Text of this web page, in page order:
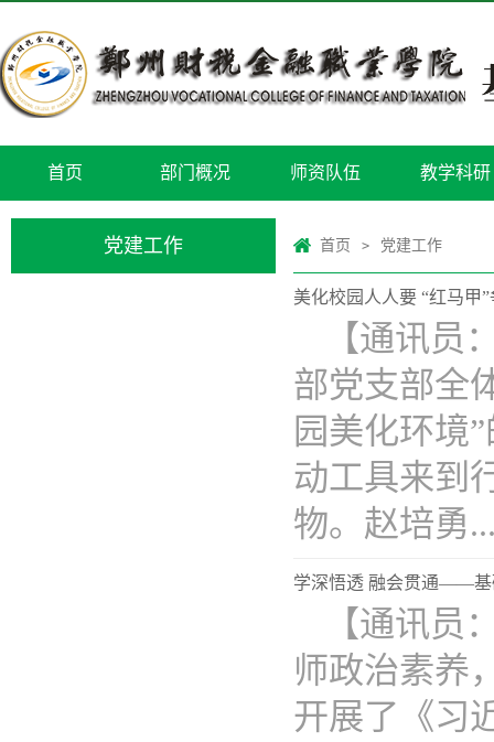
首页 部门概况 师资队伍 教学科研
党建工作 首页 > 党建工作
美化校园人人要 “红马
【通讯员
部党支部全
园美化环境
动工具来到
物。赵培勇
学深悟透 融会贯通——基
【通讯员
师政治素养
开展了《习